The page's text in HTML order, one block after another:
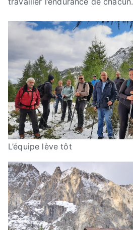
L’équipe lève tôt